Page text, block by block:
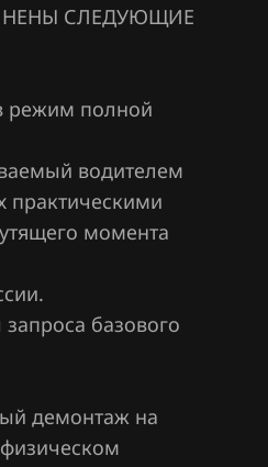
СЛЕДУЮЩИЕ
режим полной
водителем
практическими
момента
базового
демонтаж на